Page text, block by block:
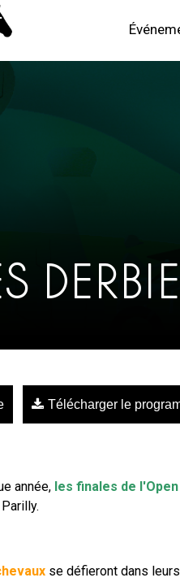
Télécharger le
année, les finales de
se défieront dans